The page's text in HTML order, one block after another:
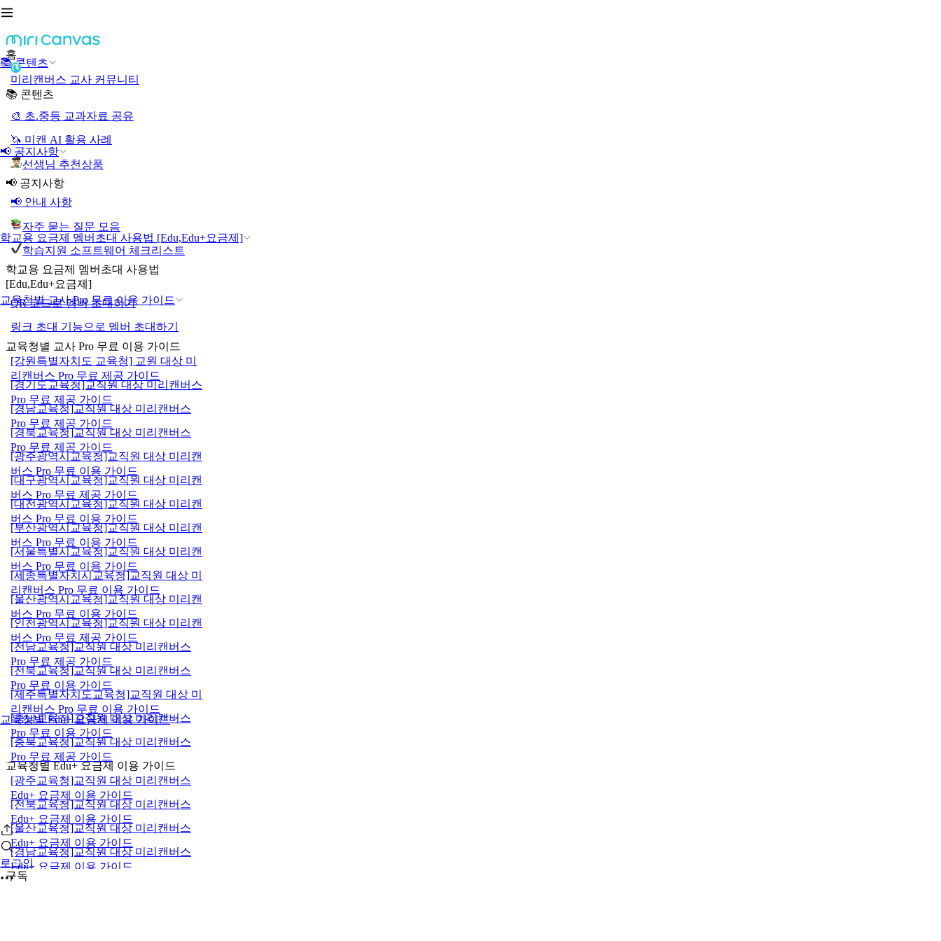
📚 콘텐츠
📢 공지사항
학교용 요금제 멤버초대 사용법 [Edu,Edu+요금제]
교육청별 교사 Pro 무료 이용 가이드
교육청별 Edu+ 요금제 이용 가이드
로그인
홈
미리캔버스 교사 커뮤니티
📚 콘텐츠
🎨 초.중등 교과자료 공유
🦄 미캔 AI 활용 사례
선생님 추천상품
📢 공지사항
📢 안내 사항
자주 묻는 질문 모음
학습지원 소프트웨어 체크리스트
학교용 요금제 멤버초대 사용법
[Edu,Edu+요금제]
QR 코드로 멤버 초대하기
링크 초대 기능으로 멤버 초대하기
교육청별 교사 Pro 무료 이용 가이드
[강원특별자치도 교육청] 교원 대상 미
리캔버스 Pro 무료 제공 가이드
[경기도교육청]교직원 대상 미리캔버스
Pro 무료 제공 가이드
[경남교육청]교직원 대상 미리캔버스
Pro 무료 제공 가이드
[경북교육청]교직원 대상 미리캔버스
Pro 무료 제공 가이드
[광주광역시교육청]교직원 대상 미리캔
버스 Pro 무료 이용 가이드
[대구광역시교육청]교직원 대상 미리캔
버스 Pro 무료 제공 가이드
[대전광역시교육청]교직원 대상 미리캔
버스 Pro 무료 이용 가이드
[부산광역시교육청]교직원 대상 미리캔
버스 Pro 무료 이용 가이드
[서울특별시교육청]교직원 대상 미리캔
버스 Pro 무료 이용 가이드
[세종특별자치시교육청]교직원 대상 미
리캔버스 Pro 무료 이용 가이드
[울산광역시교육청]교직원 대상 미리캔
버스 Pro 무료 이용 가이드
[인천광역시교육청]교직원 대상 미리캔
버스 Pro 무료 제공 가이드
[전남교육청]교직원 대상 미리캔버스
Pro 무료 제공 가이드
[전북교육청]교직원 대상 미리캔버스
Pro 무료 이용 가이드
[제주특별자치도교육청]교직원 대상 미
리캔버스 Pro 무료 이용 가이드
[충남교육청]교직원 대상 미리캔버스
Pro 무료 이용 가이드
[충북교육청]교직원 대상 미리캔버스
Pro 무료 제공 가이드
교육청별 Edu+ 요금제 이용 가이드
[광주교육청]교직원 대상 미리캔버스
Edu+ 요금제 이용 가이드
[전북교육청]교직원 대상 미리캔버스
Edu+ 요금제 이용 가이드
[울산교육청]교직원 대상 미리캔버스
Edu+ 요금제 이용 가이드
[경남교육청]교직원 대상 미리캔버스
Edu+ 요금제 이용 가이드
구독